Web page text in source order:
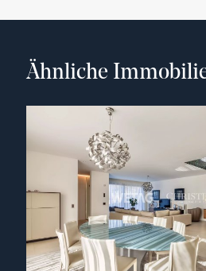
Ähnliche